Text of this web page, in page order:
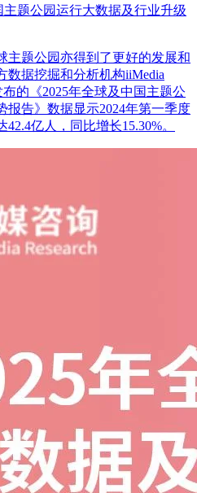
题公园运行大数据及行业升级
主题公园亦得到了更好的发展和
数据挖掘和分析机构iiMedia
布的《2025年全球及中国主题公
报告》数据显示2024年第一季度
亿人，同比增长15.30%。